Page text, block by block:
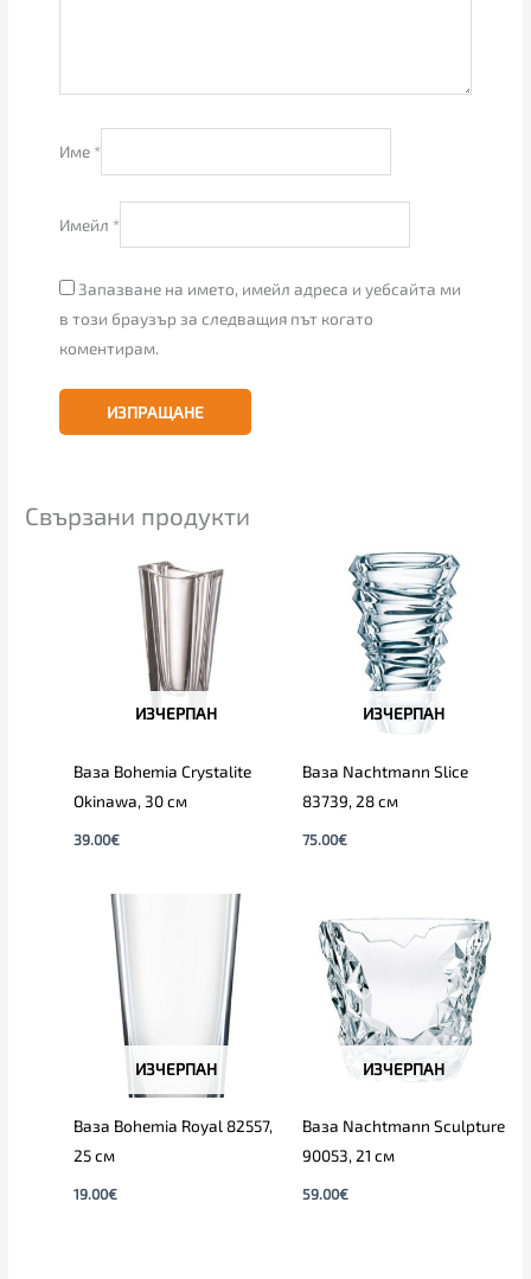
Име *
Имейл *
Запазване на името, имейл адреса и уебсайта ми
в този браузър за следващия път когато
коментирам.
Свързани продукти
ИЗЧЕРПАН
Ваза Bohemia Crystalite
Okinawa, 30 см
39.00€
ИЗЧЕРПАН
Ваза Nachtmann Slice
83739, 28 см
75.00€
ИЗЧЕРПАН
Ваза Bohemia Royal 82557,
25 см
19.00€
ИЗЧЕРПАН
Ваза Nachtmann Sculpture
90053, 21 см
59.00€